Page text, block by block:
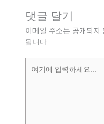
댓글 달기
이메일 주소는 공개되지
됩니다